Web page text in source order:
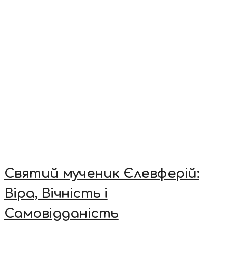
Святий мученик Єлевферій:
Віра, Вічність і
Самовідданість